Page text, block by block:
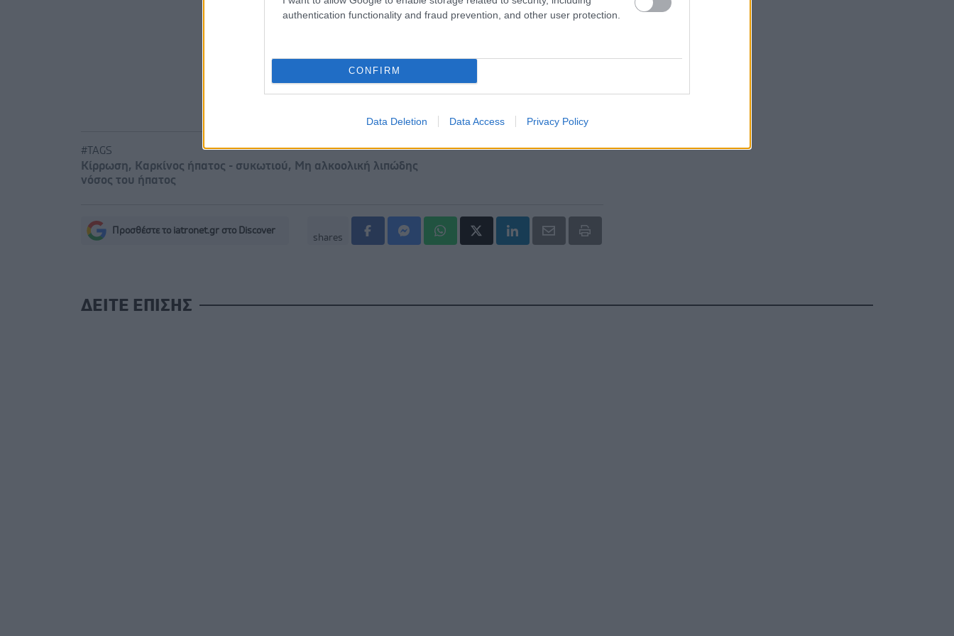
authentication functionality and fraud prevention, and other user protection.
CONFIRM
Data Deletion Data Access Privacy Policy
Μαγειρικά σκεύη και υγεία: Τι δείχνουν οι νέες μελέτες
#TAGS
Κίρρωση, Καρκίνος ήπατος - συκωτιού,
Μη αλκοολική λιπώδης
νόσος του ήπατος
Προσθέστε το iatronet.gr στο Discover
shares
ΔΕΙΤΕ ΕΠΙΣΗΣ